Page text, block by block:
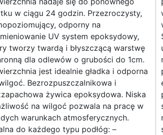
w ciągu 24 godzin. Przezroczysty,
odporny na
UV system epoksydowy,
tworzy twardą i błyszczącą warstwę
dla odlewów o grubości do 1cm.
jest idealnie gładka i odporna
Bezrozpuszczalnikowa i
żywica epoksydowa. Niska
na wilgoć pozwala na pracę w
warunkach atmosferycznych.
do każdego typu podłóg: –